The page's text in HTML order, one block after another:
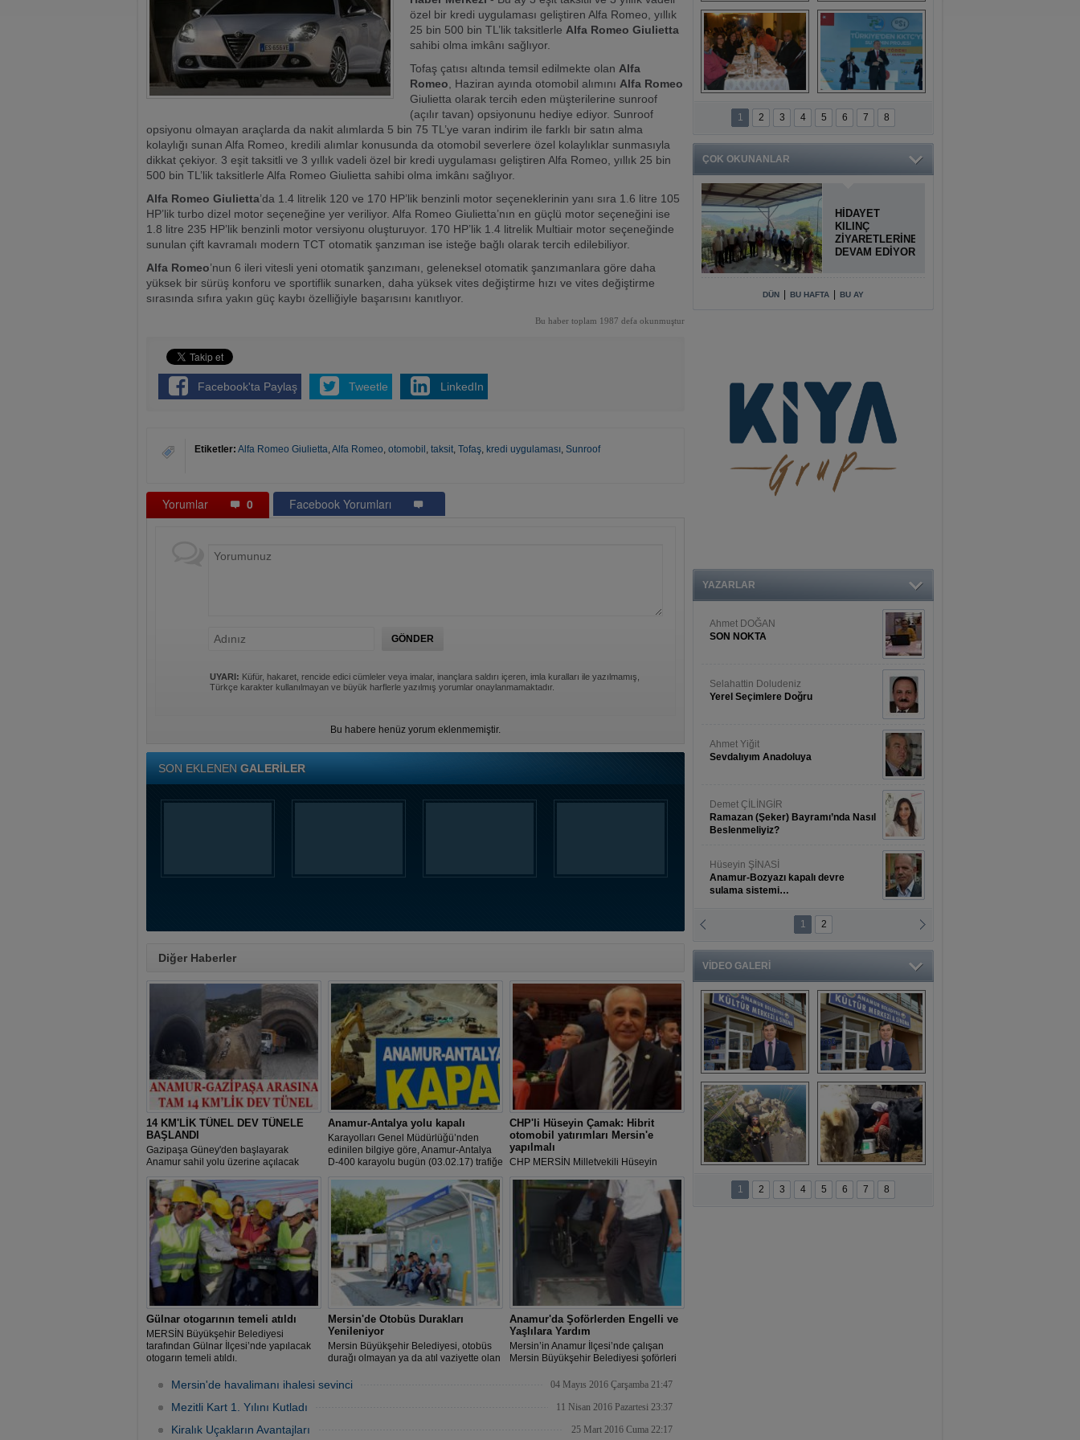
özel bir kredi uygulaması geliştiren Alfa Romeo, yıllık
25 bin 500 bin TL’lik taksitlerle Alfa Romeo Giulietta
sahibi olma imkânı sağlıyor.
Tofaş çatısı altında temsil edilmekte olan Alfa
Romeo , Haziran ayında otomobil alımını Alfa Romeo
Giulietta olarak tercih eden müşterilerine sunroof
(açılır tavan) opsiyonunu hediye ediyor. Sunroof
opsiyonu olmayan araçlarda da nakit alımlarda 5 bin 75 TL’ye varan indirim ile farklı bir satın alma
kolaylığı sunan Alfa Romeo, kredili alımlar konusunda da otomobil severlere özel kolaylıklar sunmasıyla
dikkat çekiyor. 3 eşit taksitli ve 3 yıllık vadeli özel bir kredi uygulaması geliştiren Alfa Romeo, yıllık 25 bin
500 bin TL’lik taksitlerle Alfa Romeo Giulietta sahibi olma imkânı sağlıyor.
Alfa Romeo Giulietta’da 1.4 litrelik 120 ve 170 HP’lik benzinli motor seçeneklerinin yanı sıra 1.6 litre 105
HP’lik turbo dizel motor seçeneğine yer veriliyor. Alfa Romeo Giulietta’nın en güçlü motor seçeneğini ise
1.8 litre 235 HP’lik benzinli motor versiyonu oluşturuyor. 170 HP’lik 1.4 litrelik Multiair motor seçeneğinde
sunulan çift kavramalı modern TCT otomatik şanzıman ise isteğe bağlı olarak tercih edilebiliyor.
Alfa Romeo’nun 6 ileri vitesli yeni otomatik şanzımanı, geleneksel otomatik şanzımanlara göre daha
yüksek bir sürüş konforu ve sportiflik sunarken, daha yüksek vites değiştirme hızı ve vites değiştirme
sırasında sıfıra yakın güç kaybı özelliğiyle başarısını kanıtlıyor.
Bu haber toplam 1987 defa okunmuştur
Facebook'ta Paylaş Tweetle LinkedIn
Etiketler: Alfa Romeo Giulietta,Alfa Romeo, otomobil , taksit, Tofaş, kredi uygulaması, Sunroof
Yorumlar 0 Facebook Yorumları
UYARI: Küfür, hakaret, rencide edici cümleler veya imalar, inançlara saldırı içeren, imla kuralları ile yazılmamış,
Türkçe karakter kullanılmayan ve büyük harflerle yazılmış yorumlar onaylanmamaktadır.
Bu habere henüz yorum eklenmemiştir.
SON EKLENEN GALERİLER
Diğer Haberler
14 KM'LİK TÜNEL DEV TÜNELE
BAŞLANDI
Gazipaşa Güney'den başlayarak
Anamur sahil yolu üzerine açılacak
Tüneli'nden sonra Türkiye'nin en uzun
ikinci tüneli olacak.
Anamur-Antalya yolu kapalı
Karayolları Genel Müdürlüğü’nden
edinilen bilgiye göre, Anamur-Antalya
D-400 karayolu bugün (03.02.17) trafiğe
CHP'li Hüseyin Çamak: Hibrit
otomobil yatırımları Mersin'e
yapılmalı
CHP MERSİN Milletvekili Hüseyin
yaygınlaşması gerektiğinin belirtirken,
hibrit yatırımlar için de Mersin'i önerdi.
Gülnar otogarının temeli atıldı
MERSİN Büyükşehir Belediyesi
tarafından Gülnar İlçesi’nde yapılacak
otogarın temeli atıldı.
Mersin'de Otobüs Durakları
Yenileniyor
Mersin Büyükşehir Belediyesi, otobüs
durağı olmayan ya da atıl vaziyette olan
modern otobüs durakları yapıyor.
Anamur'da Şoförlerden Engelli ve
Yaşlılara Yardım
Mersin’in Anamur İlçesi’nde çalışan
Mersin Büyükşehir Belediyesi şoförleri
inmeleri sırasında yardımcı oluyorlar.
Mersin'de havalimanı ihalesi sevinci 04 Mayıs 2016 Çarşamba 21:47
Mezitli Kart 1. Yılını Kutladı 11 Nisan 2016 Pazartesi 23:37
Kiralık Uçakların Avantajları 25 Mart 2016 Cuma 22:17
Titiopolis Antik
Kenti tanıtımı
Doğan Cüceloğlu,
İstanbul’da Mersinli
hemşerileriyle
buluştu
Anamurlular
Buluşması
KKTC’ye Su Temin
Projesi açılışı
1 2 3 4 5 6 7 8
ÇOK OKUNANLAR
HİDAYET
KILINÇ
ZİYARETLERİNE
DEVAM EDİYOR
DÜN BU HAFTA BU AY
YAZARLAR
Ahmet DOĞAN
SON NOKTA
Selahattin Doludeniz
Yerel Seçimlere Doğru
Ahmet Yiğit
Sevdalıyım Anadoluya
Demet ÇİLİNGİR
Ramazan (Şeker) Bayramı’nda Nasıl
Beslenmeliyiz?
Hüseyin ŞİNASİ
Anamur-Bozyazı kapalı devre
sulama sistemi…
Bünyesinde Bahar Şöleni
1 2
VİDEO GALERİ
Başkan Türe'den
sansür açıklaması
Mahsun
Kırmızıgül’ün
filmine başkan
Mehmet Türe’den
sansür!
paraşütüne ilgi
artıyor
Hatice Gelin
belgeseli
1 2 3 4 5 6 7 8